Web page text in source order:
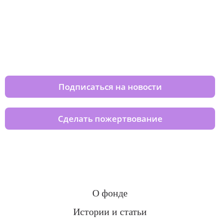
Подписаться на новости
Сделать пожертвование
О фонде
Истории и статьи